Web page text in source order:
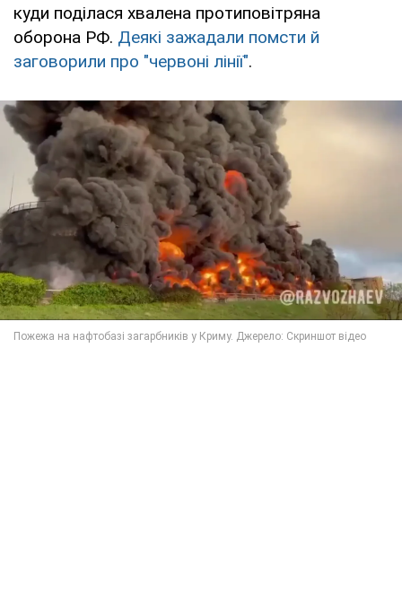
куди поділася хвалена протиповітряна
оборона РФ. Деякі зажадали помсти й
заговорили про "червоні лінії".